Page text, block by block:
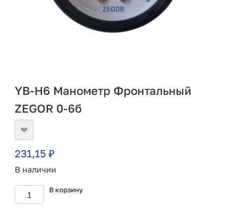
YB-H6 Манометр Фронтальный
ZEGOR 0-6б
❤
231,15 ₽
В наличии
В корзину